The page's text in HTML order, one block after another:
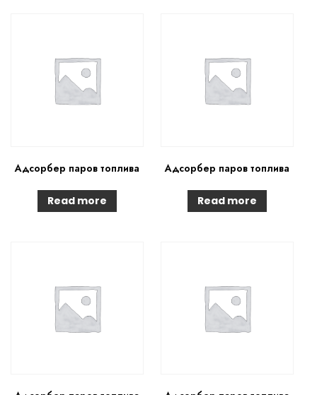
Адсорбер паров топлива
Read more
Адсорбер паров топлива
Read more